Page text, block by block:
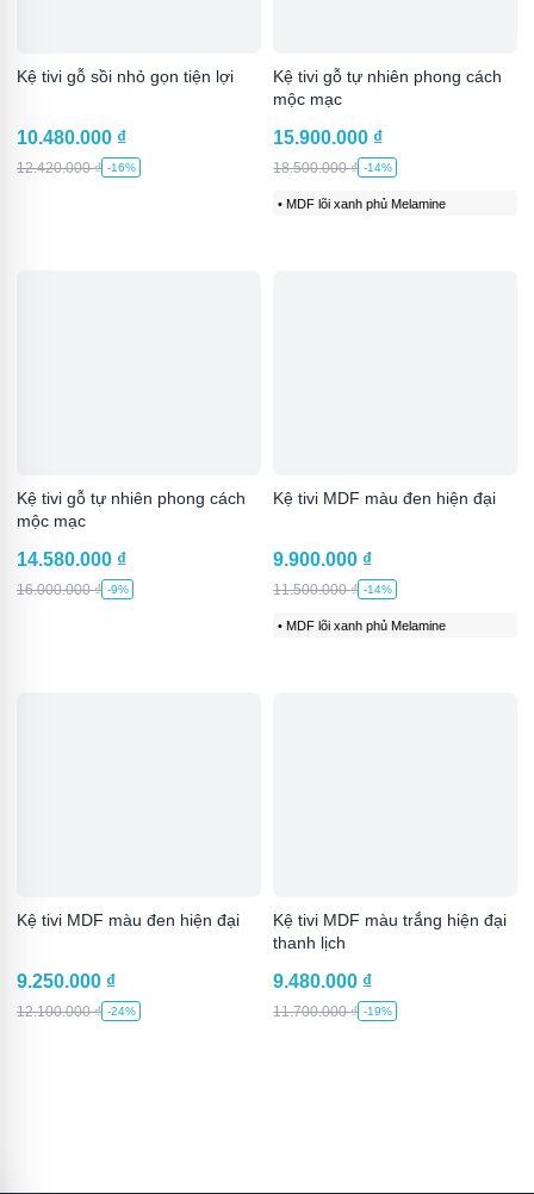
Kệ tivi gỗ sồi nhỏ gọn tiện lợi
10.480.000 ₫
12.420.000₫ -16%
Kệ tivi gỗ tự nhiên phong cách
mộc mạc
15.900.000 ₫
18.500.000₫ -14%
• MDF lõi xanh phủ Melamine
Kệ tivi gỗ tự nhiên phong cách
mộc mạc
14.580.000 ₫
16.000.000₫ -9%
Kệ tivi MDF màu đen hiện đại
9.900.000 ₫
11.500.000₫ -14%
• MDF lõi xanh phủ Melamine
Kệ tivi MDF màu đen hiện đại
9.250.000 ₫
12.100.000₫ -24%
Kệ tivi MDF màu trắng hiện đại
thanh lịch
9.480.000 ₫
11.700.000₫ -19%